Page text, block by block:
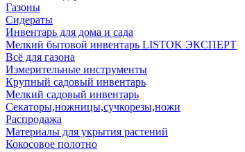
Газоны
Сидераты
Инвентарь для дома и сада
Мелкий бытовой инвентарь LISTOK ЭКСПЕРТ
Всё для газона
Измерительные инструменты
Крупный садовый инвентарь
Мелкий садовый инвентарь
Секаторы,ножницы,сучкорезы,ножи
Распродажа
Материалы для укрытия растений
Кокосовое полотно